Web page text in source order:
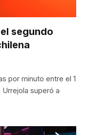
segundo
por minuto entre el 1
superó a